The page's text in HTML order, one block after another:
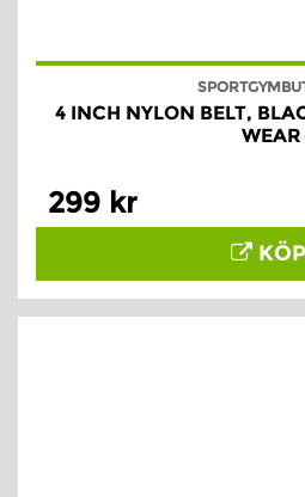
4 INCH NYLON BELT,
WEAR
299 kr
KÖP